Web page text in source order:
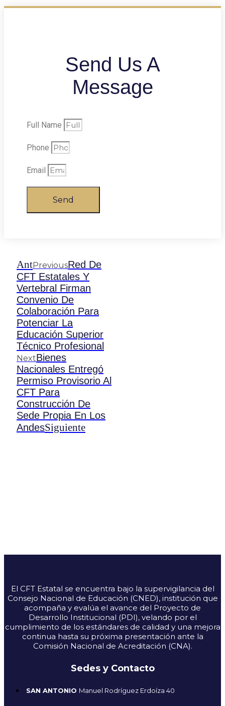
Send Us A
Message
Full Name
Phone
Email
Send
AntPreviousRed De
CFT Estatales Y
Vertebral Firman
Convenio De
Colaboración Para
Potenciar La
Educación Superior
Técnico Profesional
NextBienes
Nacionales Entregó
Permiso Provisorio Al
CFT Para
Construcción De
Sede Propia En Los
AndesSiguiente
El CFT Estatal se encuentra bajo la supervigilancia del
Consejo Nacional de Educación (CNED), institución que
acompaña y evalúa el avance del Proyecto de
Desarrollo Institucional (PDI), velando por el
cumplimiento de los estándares de calidad y una mejora
continua hasta su próxima presentación ante la
Comisión Nacional de Acreditación (CNA).
Sedes y Contacto
SAN ANTONIO Manuel Rodríguez Erdoíza 40